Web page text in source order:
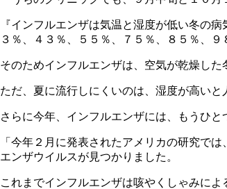
『インフルエンザは気温と湿度が低い冬の
３％、４３％、５５％、７５％、８５％、
そのためインフルエンザは、空気が乾燥し
ただ、夏に流行しにくいのは、湿度が高い
さらに今年、インフルエンザには、もうひと
「今年２月に発表されたアメリカの研究で
エンザウイルスが見つかりました。
これまでインフルエンザは咳やくしゃみに